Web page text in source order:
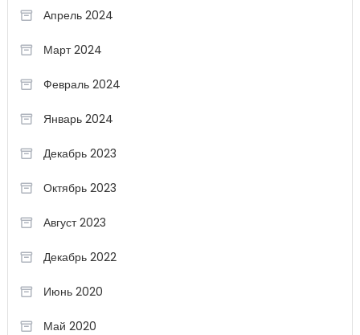
Апрель 2024
Март 2024
Февраль 2024
Январь 2024
Декабрь 2023
Октябрь 2023
Август 2023
Декабрь 2022
Июнь 2020
Май 2020